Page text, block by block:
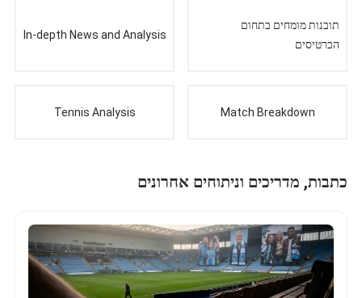
תובנות מומחים בתחום
הכרטיסים
In-depth News and Analysis
Match Breakdown
Tennis Analysis
כתבות, מדריכים וניתוחים אחרונים